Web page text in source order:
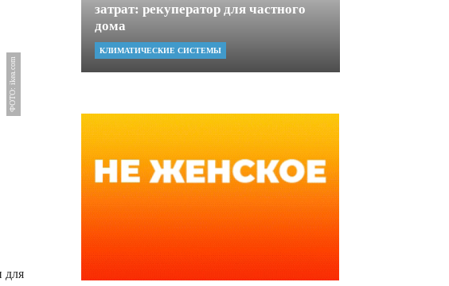
ФОТО: ikea.com
для
затрат: рекуператор для частного
дома
КЛИМАТИЧЕСКИЕ СИСТЕМЫ